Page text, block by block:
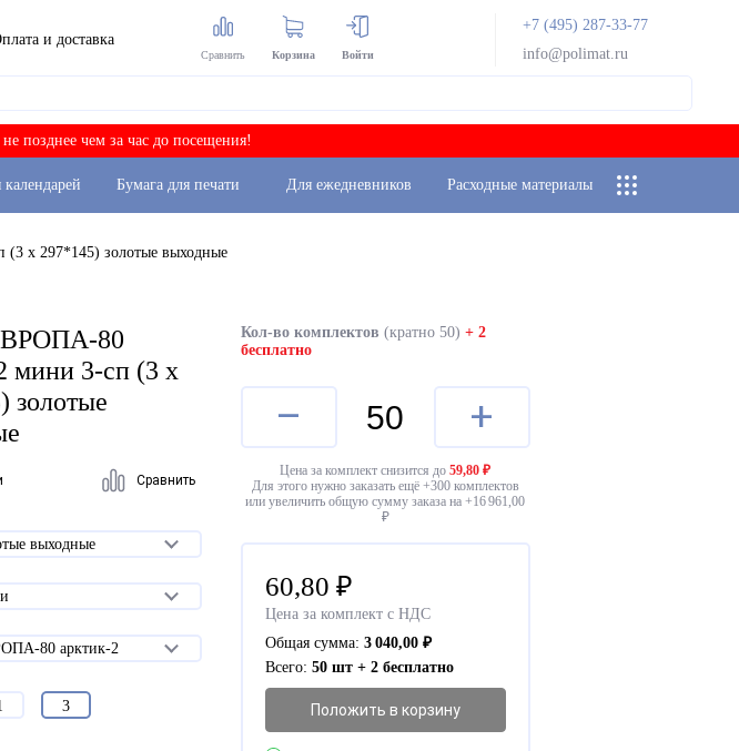
и доставка
Сравнить Корзина Войти
+7 (495) 287-33-77
info@polimat.ru
не позднее чем за час до посещения!
Бумага для печати Для ежедневников Расходные материалы
х 297*145) золотые выходные
80
мини 3-сп (3 х
золотые
Сравнить
выходные
80 арктик-2
3
Кол-во комплектов (кратно 50) + 2
бесплатно
– +
Цена за комплект снизится до59,80 ₽
Для этого нужно заказать ещё +300комплектов
или увеличить общую сумму заказа на +16 961,00
₽
60,80 ₽
Цена за комплект с НДС
Общая сумма: 3 040,00₽
Всего: 50 шт + 2 бесплатно
Положить в корзину